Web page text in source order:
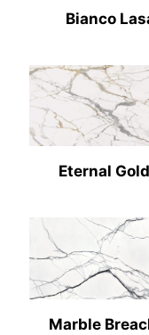
Bianco
Eternal
Marble